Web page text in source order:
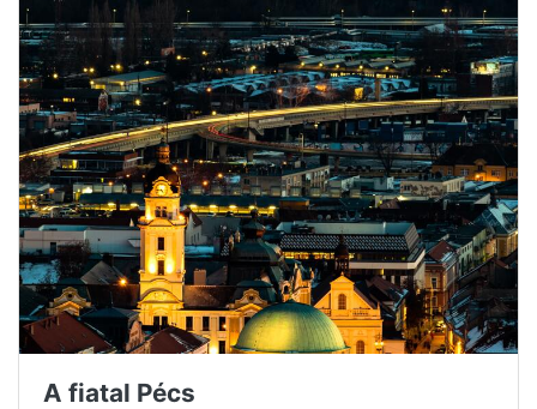
A fiatal Pécs